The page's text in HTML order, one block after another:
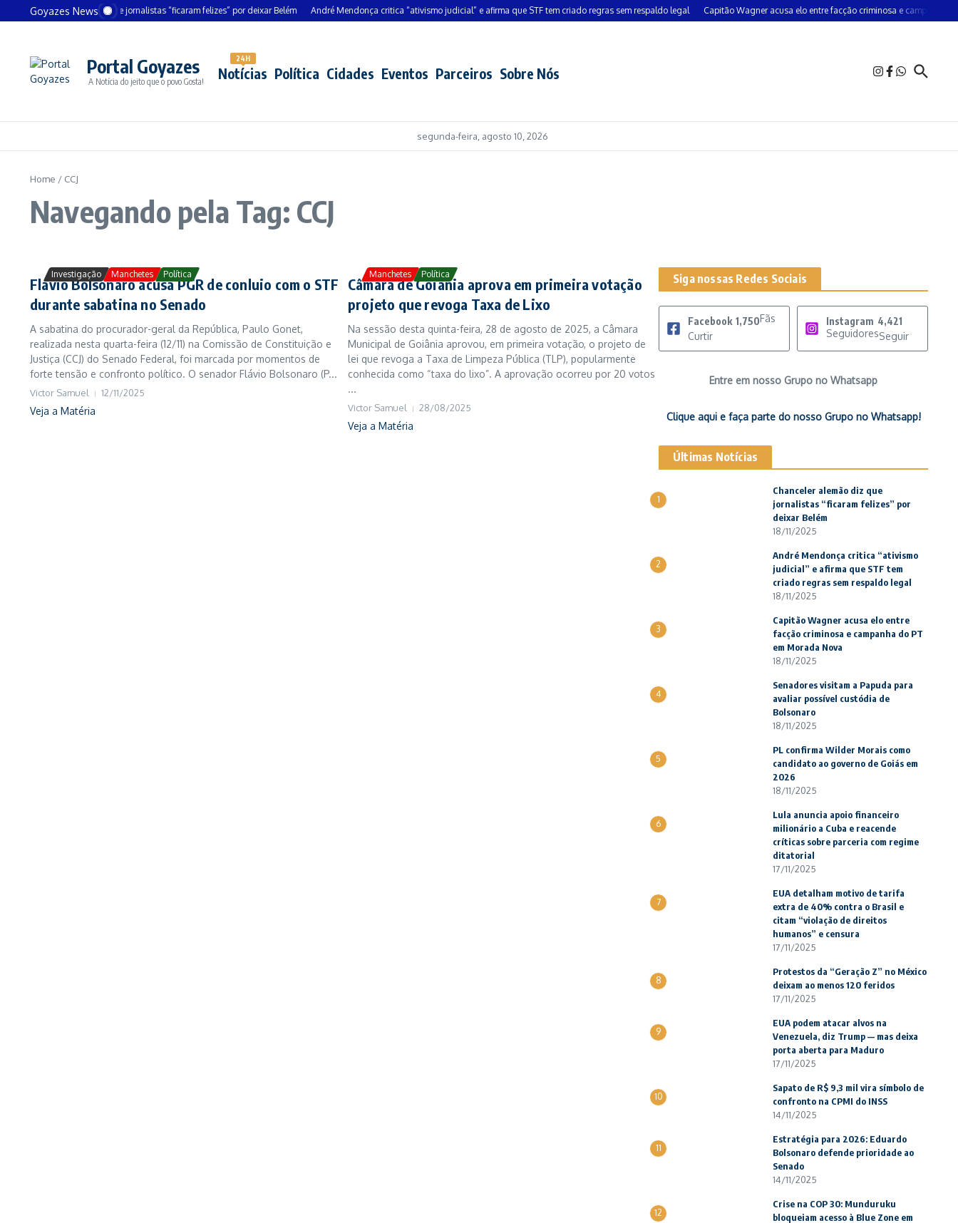
Ir para o conteúdo
Goyazes News
Chanceler alemão diz que jornalistas “ficaram felizes” por deixar Belém André Mendonça critica “ativismo judicial” e afirma que STF tem criado regras sem respaldo legal Capitão Wagner acusa elo entre facção criminosa e campanha do
Portal Goyazes
A Notícia do jeito que o povo Gosta! Notícias
24H
Política Cidades Eventos Parceiros Sobre Nós
segunda-feira, agosto 10, 2026
Home / CCJ
Navegando pela Tag: CCJ
Investigação Manchetes Política
Flávio Bolsonaro acusa PGR de conluio com o STF
durante sabatina no Senado
A sabatina do procurador-geral da República, Paulo Gonet,
realizada nesta quarta-feira (12/11) na Comissão de Constituição e
Justiça (CCJ) do Senado Federal, foi marcada por momentos de
forte tensão e confronto político. O senador Flávio Bolsonaro (P...
Victor Samuel 12/11/2025
Veja a Matéria
Manchetes Política
Câmara de Goiânia aprova em primeira votação
projeto que revoga Taxa de Lixo
Na sessão desta quinta-feira, 28 de agosto de 2025, a Câmara
Municipal de Goiânia aprovou, em primeira votação, o projeto de
lei que revoga a Taxa de Limpeza Pública (TLP), popularmente
conhecida como “taxa do lixo”. A aprovação ocorreu por 20 votos
...
Victor Samuel 28/08/2025
Veja a Matéria
Siga nossas Redes Sociais
Facebook 1,750Fãs
Curtir
Instagram 4,421
SeguidoresSeguir
Entre em nosso Grupo no Whatsapp
Clique aqui e faça parte do nosso Grupo no Whatsapp!
Últimas Notícias
1
Chanceler alemão diz que
jornalistas “ficaram felizes” por
deixar Belém
18/11/2025
2
André Mendonça critica “ativismo
judicial” e afirma que STF tem
criado regras sem respaldo legal
18/11/2025
3
Capitão Wagner acusa elo entre
facção criminosa e campanha do PT
em Morada Nova
18/11/2025
4
Senadores visitam a Papuda para
avaliar possível custódia de
Bolsonaro
18/11/2025
5
PL confirma Wilder Morais como
candidato ao governo de Goiás em
2026
18/11/2025
6
Lula anuncia apoio financeiro
milionário a Cuba e reacende
críticas sobre parceria com regime
ditatorial
17/11/2025
7
EUA detalham motivo de tarifa
extra de 40% contra o Brasil e
citam “violação de direitos
humanos” e censura
17/11/2025
8
Protestos da “Geração Z” no México
deixam ao menos 120 feridos
17/11/2025
9
EUA podem atacar alvos na
Venezuela, diz Trump — mas deixa
porta aberta para Maduro
17/11/2025
10
Sapato de R$ 9,3 mil vira símbolo de
confronto na CPMI do INSS
14/11/2025
11
Estratégia para 2026: Eduardo
Bolsonaro defende prioridade ao
Senado
14/11/2025
12
Crise na COP 30: Munduruku
bloqueiam acesso à Blue Zone em